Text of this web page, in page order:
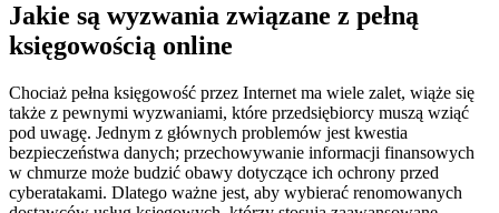
Jakie są wyzwania związane z pełną
księgowością online
Chociaż pełna księgowość przez Internet ma wiele zalet, wiąże się
także z pewnymi wyzwaniami, które przedsiębiorcy muszą wziąć
pod uwagę. Jednym z głównych problemów jest kwestia
bezpieczeństwa danych; przechowywanie informacji finansowych
w chmurze może budzić obawy dotyczące ich ochrony przed
cyberatakami. Dlatego ważne jest, aby wybierać renomowanych